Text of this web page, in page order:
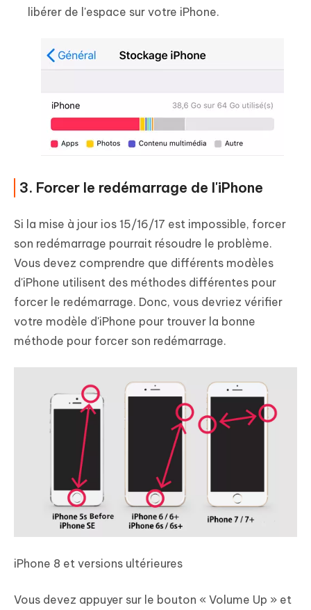
libérer de l'espace sur votre iPhone.
3. Forcer le redémarrage de l'iPhone
Si la mise à jour ios 15/16/17 est impossible, forcer
son redémarrage pourrait résoudre le problème.
Vous devez comprendre que différents modèles
d'iPhone utilisent des méthodes différentes pour
forcer le redémarrage. Donc, vous devriez vérifier
votre modèle d'iPhone pour trouver la bonne
méthode pour forcer son redémarrage.
iPhone 8 et versions ultérieures
Vous devez appuyer sur le bouton « Volume Up » et